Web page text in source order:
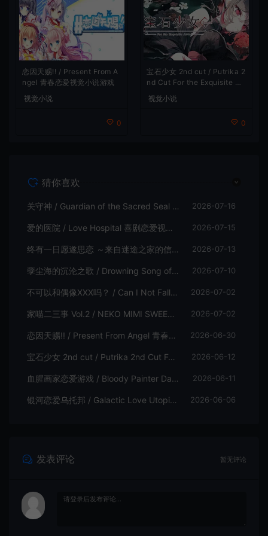
恋因天赐!! / Present From A
ngel 青春恋爱视觉小说游戏
视觉小说
0
宝石少女 2nd cut / Putrika 2
nd Cut For the Exquisite Att
ire 美少女视觉小说游戏
视觉小说
0
猜你喜欢
关守神 / Guardian of the Sacred Seal 日式乙女视觉小说游戏 2026-07-16
爱的医院 / Love Hospital 喜剧恋爱视觉小说游戏 2026-07-15
终有一日愿遂思恋 ～来自迷途之家的信笺～ / Be Missed and Remembered The Letter from Mayoiga 卡通视觉小说游戏 2026-07-13
孽尘海的沉沦之歌 / Drowning Song of the Stagnant Sea 暗黑童话视觉小说游戏 2026-07-10
不可以和偶像XXX吗？ / Can I Not Fall for Idols 偶像乙女视觉小说游戏 2026-07-02
家喵二三事 Vol.2 / NEKO MIMI SWEET HOUSEMATES Vol2 猫耳少女视觉小说游戏 2026-07-02
恋因天赐!! / Present From Angel 青春恋爱视觉小说游戏 2026-06-30
宝石少女 2nd cut / Putrika 2nd Cut For the Exquisite Attire 美少女视觉小说游戏 2026-06-12
血腥画家恋爱游戏 / Bloody Painter Dating Sim 恐怖视觉小说游戏 2026-06-11
银河恋爱乌托邦 / Galactic Love Utopia 卡通视觉小说游戏 2026-06-06
发表评论 暂无评论